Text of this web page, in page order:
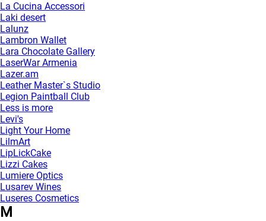
La Cucina Accessori
Laki desert
Lalunz
Lambron Wallet
Lara Chocolate Gallery
LaserWar Armenia
Lazer.am
Leather Master`s Studio
Legion Paintball Club
Less is more
Levi's
Light Your Home
LilmArt
LipLickCake
Lizzi Cakes
Lumiere Optics
Lusarev Wines
Luseres Cosmetics
M